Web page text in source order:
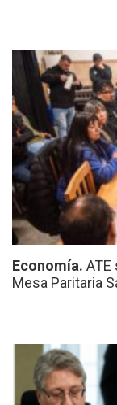
Economía.
Mesa Paritaria